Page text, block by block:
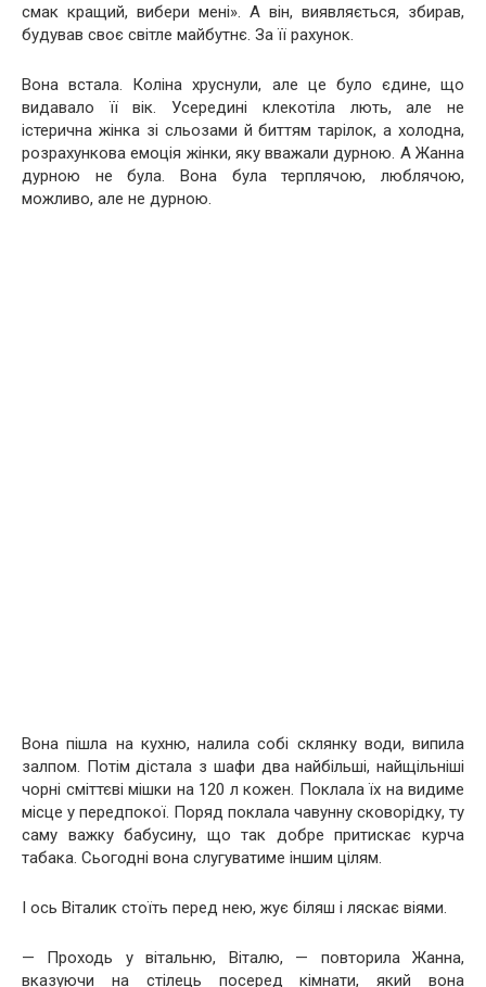
смак кращий, вибери мені». А він, виявляється, збирав,
будував своє світле майбутнє. За її рахунок.
Вона встала. Коліна хруснули, але це було єдине, що
видавало її вік. Усередині клекотіла лють, але не
істерична жінка зі сльозами й биттям тарілок, а холодна,
розрахункова емоція жінки, яку вважали дурною. А Жанна
дурною не була. Вона була терплячою, люблячою,
можливо, але не дурною.
Вона пішла на кухню, налила собі склянку води, випила
залпом. Потім дістала з шафи два найбільші, найщільніші
чорні сміттєві мішки на 120 л кожен. Поклала їх на видиме
місце у передпокої. Поряд поклала чавунну сковорідку, ту
саму важку бабусину, що так добре притискає курча
табака. Сьогодні вона слугуватиме іншим цілям.
І ось Віталик стоїть перед нею, жує біляш і ляскає віями.
— Проходь у вітальню, Віталю, — повторила Жанна,
вказуючи на стілець посеред кімнати, який вона